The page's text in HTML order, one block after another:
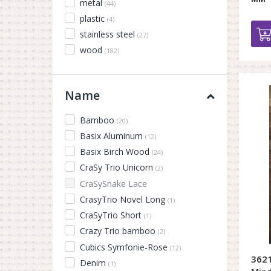
metal (44)
plastic (4)
stainless steel (27)
wood (182)
Name
Bamboo (20)
Basix Aluminum (12)
Basix Birch Wood (24)
CraSy Trio Unicorn (2)
CraSySnake Lace
CrasyTrio Novel Long (1)
CraSyTrio Short (1)
Crazy Trio bamboo (2)
Cubics Symfonie-Rose (12)
Denim (1)